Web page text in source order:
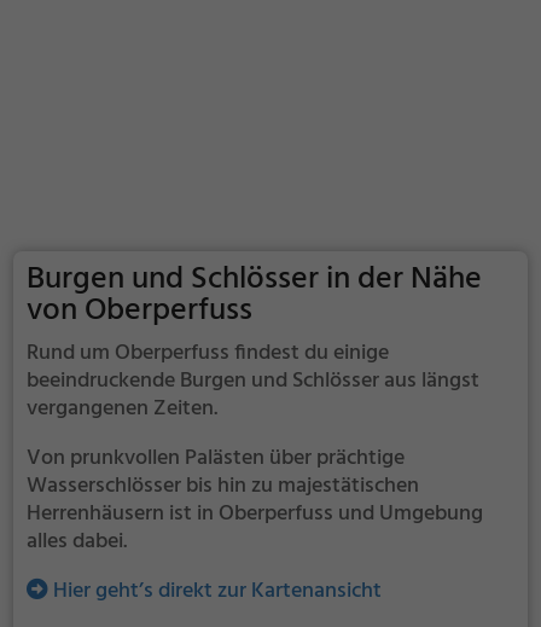
Burgen und Schlösser in der Nähe
von Oberperfuss
Rund um Oberperfuss findest du einige
beeindruckende Burgen und Schlösser aus längst
vergangenen Zeiten.
Von prunkvollen Palästen über prächtige
Wasserschlösser bis hin zu majestätischen
Herrenhäusern ist in Oberperfuss und Umgebung
alles dabei.
Hier geht’s direkt zur Kartenansicht